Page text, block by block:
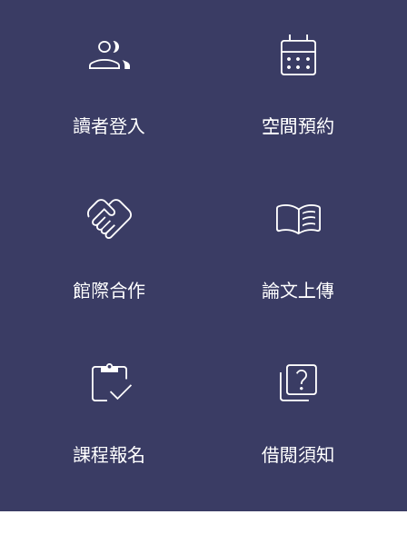
group
讀者登入
calendar_month
空間預約
handshake
館際合作
menu_book
論文上傳
inventory
課程報名
quiz
借閱須知